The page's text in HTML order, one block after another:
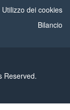
Utilizzo dei cookies
Bilancio
Reserved.